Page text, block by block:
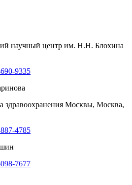
научный центр им. Н.Н. Блохина
9335
Москвы, Москва,
4785
7677